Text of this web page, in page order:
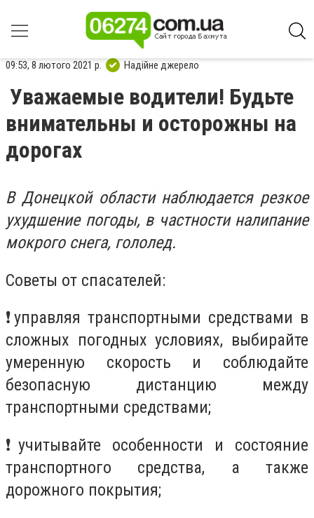
09:53, 8 лютого 2021 р. Надійне джерело
Уважаемые водители! Будьте
внимательны и осторожны на
дорогах
В Донецкой области наблюдается резкое
ухудшение погоды, в частности налипание
мокрого снега, гололед.
Советы от спасателей:
❗управляя транспортными средствами в
сложных погодных условиях, выбирайте
умеренную скорость и соблюдайте
безопасную дистанцию между
транспортными средствами;
❗ учитывайте особенности и состояние
транспортного средства, а также
дорожного покрытия;